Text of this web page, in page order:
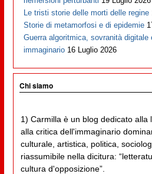
Le tristi storie delle morti delle regine
Storie di metamorfosi e di epidemie
Guerra algoritmica, sovranità digitale
immaginario 16 Luglio 2026
Chi siamo
1) Carmilla è un blog dedicato alla
alla critica dell'immaginario
culturale, artistica, politica,
riassumibile nella dicitura:
cultura d'opposizione”.